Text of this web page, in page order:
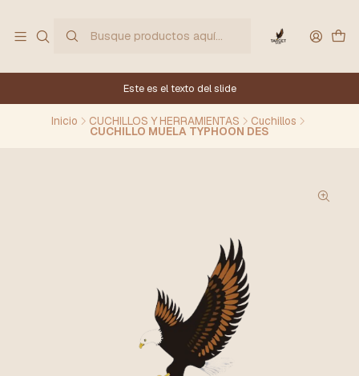
Este es el texto del slide
Inicio CUCHILLOS Y HERRAMIENTAS Cuchillos
CUCHILLO MUELA TYPHOON DES